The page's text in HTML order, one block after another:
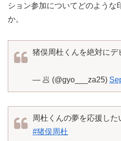
ション参加についてどのような
か。
猪俣周杜くんを絶対に
— 🥟 (@gyo___za25)
周杜くんの夢を応援した
#猪俣周杜